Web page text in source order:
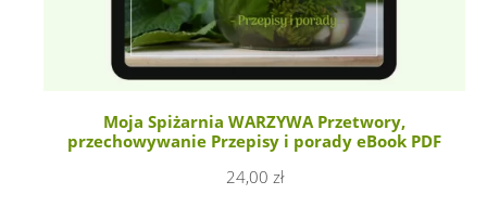
Moja Spiżarnia WARZYWA Przetwory,
przechowywanie Przepisy i porady eBook PDF
24,00 zł